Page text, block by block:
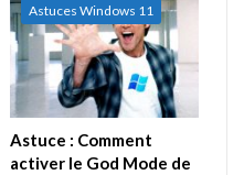
Astuces Windows 11
Astuce : Comment
activer le God Mode de